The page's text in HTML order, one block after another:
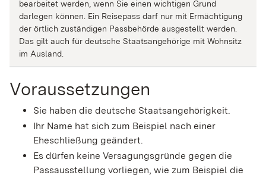
bearbeitet werden, wenn Sie einen wichtigen Grund
darlegen können. Ein Reisepass darf nur mit Ermächtigung
der örtlich zuständigen Passbehörde ausgestellt werden.
Das gilt auch für deutsche Staatsangehörige mit Wohnsitz
im Ausland.
Voraussetzungen
Sie haben die deutsche Staatsangehörigkeit.
Ihr Name hat sich zum Beispiel nach einer
Eheschließung geändert.
Es dürfen keine Versagungsgründe gegen die
Passausstellung vorliegen, wie zum Beispiel die